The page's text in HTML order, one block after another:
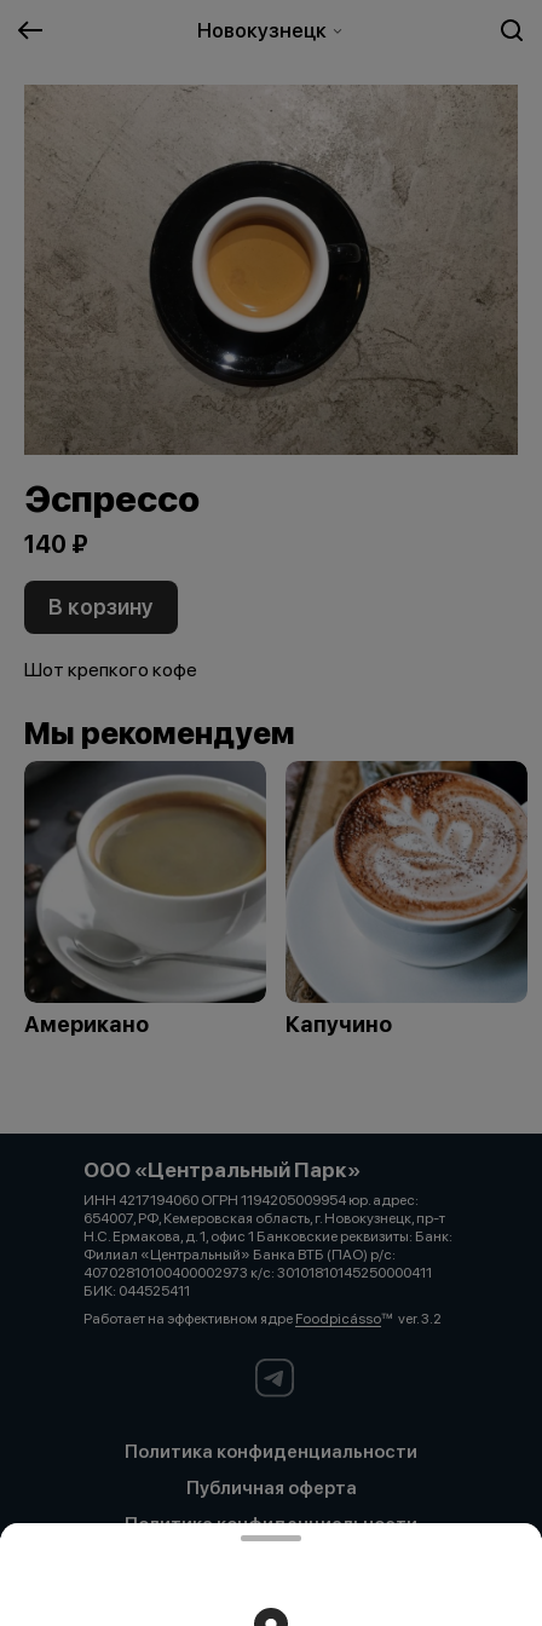
Новокузнецк
Эспрессо
140 ₽
В корзину
Шот крепкого кофе
Мы рекомендуем
Американо Капучино
ООО «Центральный Парк»
ИНН 4217194060 ОГРН 1194205009954 юр. адрес:
654007, РФ, Кемеровская область, г. Новокузнецк, пр-т
Н.С. Ермакова, д. 1, офис 1 Банковские реквизиты: Банк:
Филиал «Центральный» Банка ВТБ (ПАО) р/с:
40702810100400002973 к/с: 30101810145250000411
БИК: 044525411
Работает на эффективном ядре Foodpicássover. 3.2
Политика конфиденциальности
Публичная оферта
Политика конфиденциальности
Новокузнецк
Кемерово